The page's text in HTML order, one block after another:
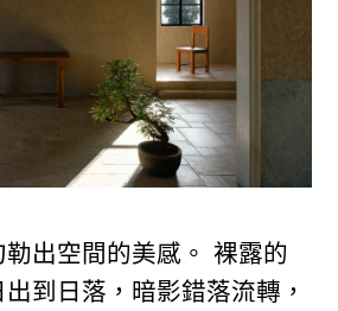
出空間的美感。 裸露的
到日落，暗影錯落流轉，